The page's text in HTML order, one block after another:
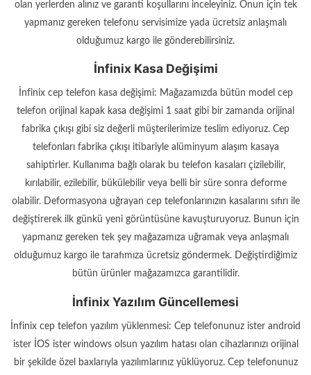
olan yerlerden alınız ve garanti koşullarını inceleyiniz. Onun için tek
yapmanız gereken telefonu servisimize yada ücretsiz anlaşmalı
olduğumuz kargo ile gönderebilirsiniz.
İnfinix Kasa Değişimi
İnfinix cep telefon kasa değişimi: Mağazamızda bütün model cep
telefon orijinal kapak kasa değişimi 1 saat gibi bir zamanda orijinal
fabrika çıkışı gibi siz değerli müşterilerimize teslim ediyoruz. Cep
telefonları fabrika çıkışı itibariyle alüminyum alaşım kasaya
sahiptirler. Kullanıma bağlı olarak bu telefon kasaları çizilebilir,
kırılabilir, ezilebilir, bükülebilir veya belli bir süre sonra deforme
olabilir. Deformasyona uğrayan cep telefonlarınızın kasalarını sıfırı ile
değiştirerek ilk günkü yeni görüntüsüne kavuşturuyoruz. Bunun için
yapmanız gereken tek şey mağazamıza uğramak veya anlaşmalı
olduğumuz kargo ile tarafımıza ücretsiz göndermek. Değiştirdiğimiz
bütün ürünler mağazamızca garantilidir.
İnfinix Yazılım Güncellemesi
İnfinix cep telefon yazılım yüklenmesi: Cep telefonunuz ister android
ister İOS ister windows olsun yazılım hatası olan cihazlarınızı orijinal
bir şekilde özel baxlarıyla yazılımlarınız yüklüyoruz. Cep telefonunuz